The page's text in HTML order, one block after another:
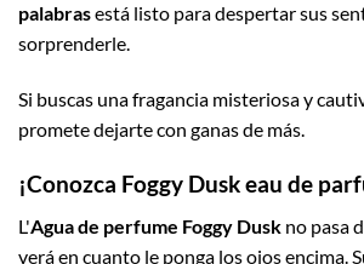
palabrasestá listo para despertar sus
sorprenderle.
Si buscas una fragancia misteriosa y
promete dejarte con ganas de más.
¡Conozca Foggy Dusk eau de
L'Agua de perfume Foggy Dusk no pasa
verá en cuanto le ponga los ojos encima.